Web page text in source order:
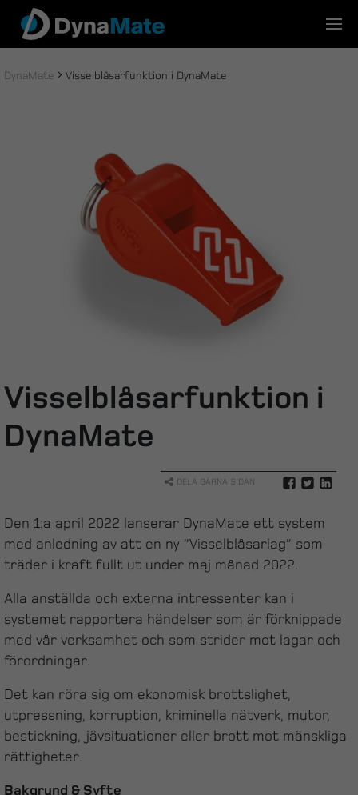
content
DynaMate Visselblåsarfunktion i DynaMate
Visselblåsarfunktion i
DynaMate
DELA GÄRNA SIDAN
Den 1:a april 2022 lanserar DynaMate ett system
med anledning av att en ny ”Visselblåsarlag” som
träder i kraft fullt ut under maj månad 2022.
Alla anställda och externa intressenter kan i
systemet rapportera händelser som är förknippade
med vår verksamhet och som strider mot lagar och
förordningar.
Det kan röra sig om ekonomisk brottslighet,
utpressning, korruption, kriminella nätverk, mutor,
bestickning, jävsituationer eller brott mot mänskliga
rättigheter.
Bakgrund & Syfte